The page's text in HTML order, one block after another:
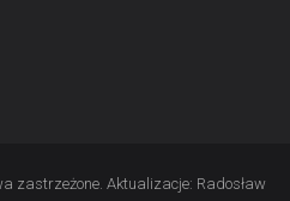
zastrzeżone. Aktualizacje: Radosław